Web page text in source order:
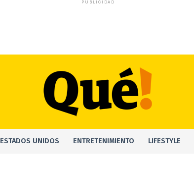
PUBLICIDAD
ESTADOS UNIDOS ENTRETENIMIENTO LIFESTYLE